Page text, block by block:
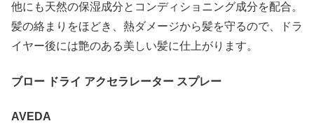
他にも天然の保湿成分とコンディショニング成分を配合。
髪の絡まりをほどき、熱ダメージから髪を守るので、ドラ
イヤー後には艶のある美しい髪に仕上がります。
ブロー ドライ アクセラレーター スプレー
AVEDA